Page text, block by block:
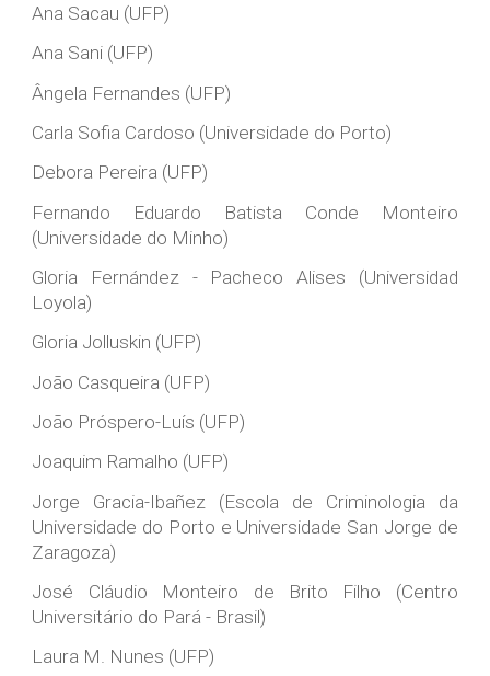
Ana Sacau (UFP)
Ana Sani (UFP)
Ângela Fernandes (UFP)
Carla Sofia Cardoso (Universidade do Porto)
Debora Pereira (UFP)
Fernando Eduardo Batista Conde Monteiro
(Universidade do Minho)
Gloria Fernández - Pacheco Alises (Universidad
Loyola)
Gloria Jolluskin (UFP)
João Casqueira (UFP)
João Próspero-Luís (UFP)
Joaquim Ramalho (UFP)
Jorge Gracia-Ibañez (Escola de Criminologia da
Universidade do Porto e Universidade San Jorge de
Zaragoza)
José Cláudio Monteiro de Brito Filho (Centro
Universitário do Pará - Brasil)
Laura M. Nunes (UFP)